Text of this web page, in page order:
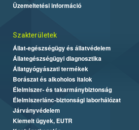
Üzemeltetési információ
Szakterületek
Állat-egészségügy és állatvédelem
Állategészségügyi diagnosztika
Állatgyógyászati termékek
Borászat és alkoholos italok
Élelmiszer- és takarmánybiztonság
Élelmiszerlánc-biztonsági laborhálózat
Járványvédelem
Kiemelt ügyek, EUTR